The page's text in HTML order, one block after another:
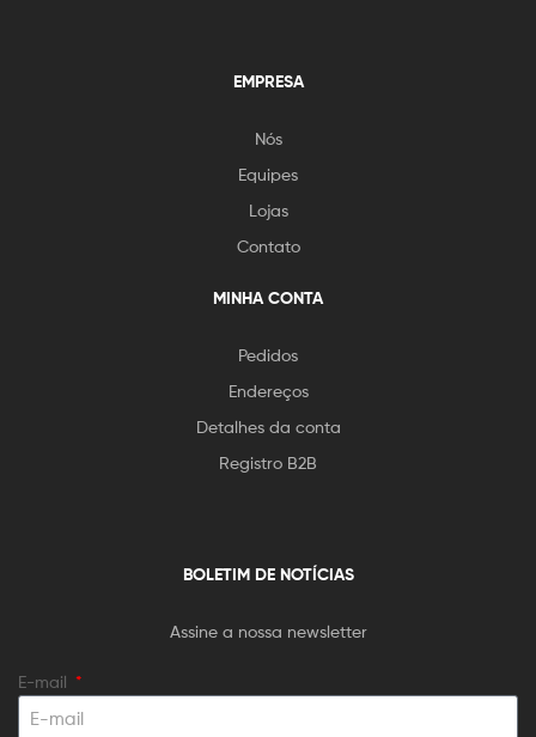
EMPRESA
Nós
Equipes
Lojas
Contato
MINHA CONTA
Pedidos
Endereços
Detalhes da conta
Registro B2B
BOLETIM DE NOTÍCIAS
Assine a nossa newsletter
E-mail